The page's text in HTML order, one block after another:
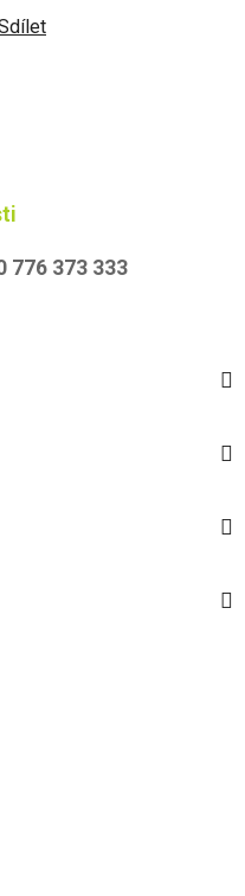
776 373 333